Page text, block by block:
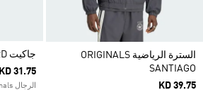
السترة الرياضية ORIGINALS
SANTIAGO
KD 39.75
جاكيت FIREBIRD الرياضي
KD 31.75
الرجال Originals